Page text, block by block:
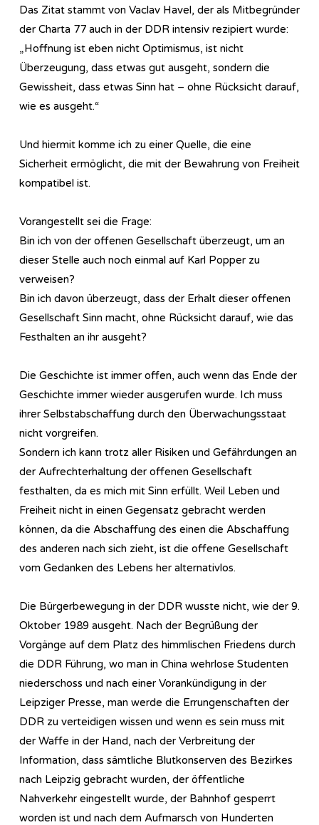
Das Zitat stammt von Vaclav Havel, der als Mitbegründer
der Charta 77 auch in der DDR intensiv rezipiert wurde:
„Hoffnung ist eben nicht Optimismus, ist nicht
Überzeugung, dass etwas gut ausgeht, sondern die
Gewissheit, dass etwas Sinn hat – ohne Rücksicht darauf,
wie es ausgeht.“
Und hiermit komme ich zu einer Quelle, die eine
Sicherheit ermöglicht, die mit der Bewahrung von Freiheit
kompatibel ist.
Vorangestellt sei die Frage:
Bin ich von der offenen Gesellschaft überzeugt, um an
dieser Stelle auch noch einmal auf Karl Popper zu
verweisen?
Bin ich davon überzeugt, dass der Erhalt dieser offenen
Gesellschaft Sinn macht, ohne Rücksicht darauf, wie das
Festhalten an ihr ausgeht?
Die Geschichte ist immer offen, auch wenn das Ende der
Geschichte immer wieder ausgerufen wurde. Ich muss
ihrer Selbstabschaffung durch den Überwachungsstaat
nicht vorgreifen.
Sondern ich kann trotz aller Risiken und Gefährdungen an
der Aufrechterhaltung der offenen Gesellschaft
festhalten, da es mich mit Sinn erfüllt. Weil Leben und
Freiheit nicht in einen Gegensatz gebracht werden
können, da die Abschaffung des einen die Abschaffung
des anderen nach sich zieht, ist die offene Gesellschaft
vom Gedanken des Lebens her alternativlos.
Die Bürgerbewegung in der DDR wusste nicht, wie der 9.
Oktober 1989 ausgeht. Nach der Begrüßung der
Vorgänge auf dem Platz des himmlischen Friedens durch
die DDR Führung, wo man in China wehrlose Studenten
niederschoss und nach einer Vorankündigung in der
Leipziger Presse, man werde die Errungenschaften der
DDR zu verteidigen wissen und wenn es sein muss mit
der Waffe in der Hand, nach der Verbreitung der
Information, dass sämtliche Blutkonserven des Bezirkes
nach Leipzig gebracht wurden, der öffentliche
Nahverkehr eingestellt wurde, der Bahnhof gesperrt
worden ist und nach dem Aufmarsch von Hunderten